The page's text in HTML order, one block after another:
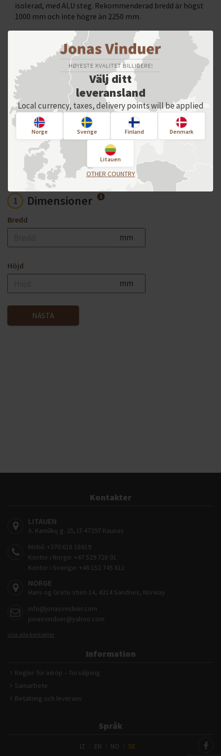
isolerad, med ALU steg. Rekommenderad bredd är högst
1000 mm och inte högre än 2250 mm.
VÄLJ INSTÄLLNINGARNA
För en enskild order, var god kontakta
oss direkt!
Produktval
1 Dimensioner
Bredd
mm
Höjd
mm
NÄSTA
Välj ditt
leveransland
Local currency, taxes, delivery points will be applied
Norge Sverige Finland Denmark
Litauen
OTHER COUNTRY
Kontakter
LITAUEN
A. Kaniūkų g. 25, LT-47297 Kaunas
Mobil: +370 618 18619
Kontor i Norge: +47 529 728 01
Kontor i Sverige: +46 152 745 811
NORGE
Hans og Grete stien 14, 4314 Sandnes, Norway
info@jonasvinduer.com
jonasvinduer@yahoo.com
visa alla kontakter
Information
Regler för inköp – försäljning
Samarbete
Betalning och leverans
Språk
LT EN NO SE